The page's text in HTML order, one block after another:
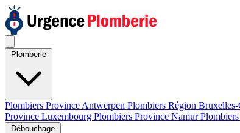
Plombiers Province Antwerpen Plombiers Région
Province Luxembourg Plombiers Province Namur